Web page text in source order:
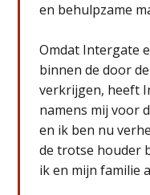
en behulpzame
Omdat Intergate
binnen de door
verkrijgen, heeft
namens mij voor
en ik ben nu
de trotse houder
ik en mijn familie